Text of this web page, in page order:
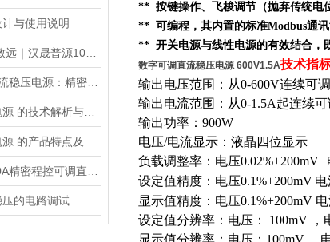
与使用说明
的电路调试
** 按键操作、飞梭调节（抛弃传统电
** 可编程，其内置的标准Modbus通讯
** 开关电源与线性电源的有效结合，
数字可调直流稳压电源 600V1.5A技术指标
输出电压范围：从0-600V连续可调
输出电流范围：从0-1.5A起连续可
输出功率：900W
电压/电流显示：液晶四位显示
负载调整率：电压0.02%+200mV
设定值精度：电压0.1%+200mV 电
显示值精度：电压0.1%+200mV
设定值分辨率：电压： 100mV ，
显示值分辨率：电压：100mV ，